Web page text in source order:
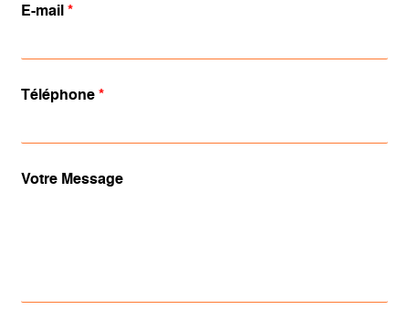
E-mail*
Téléphone*
Votre Message